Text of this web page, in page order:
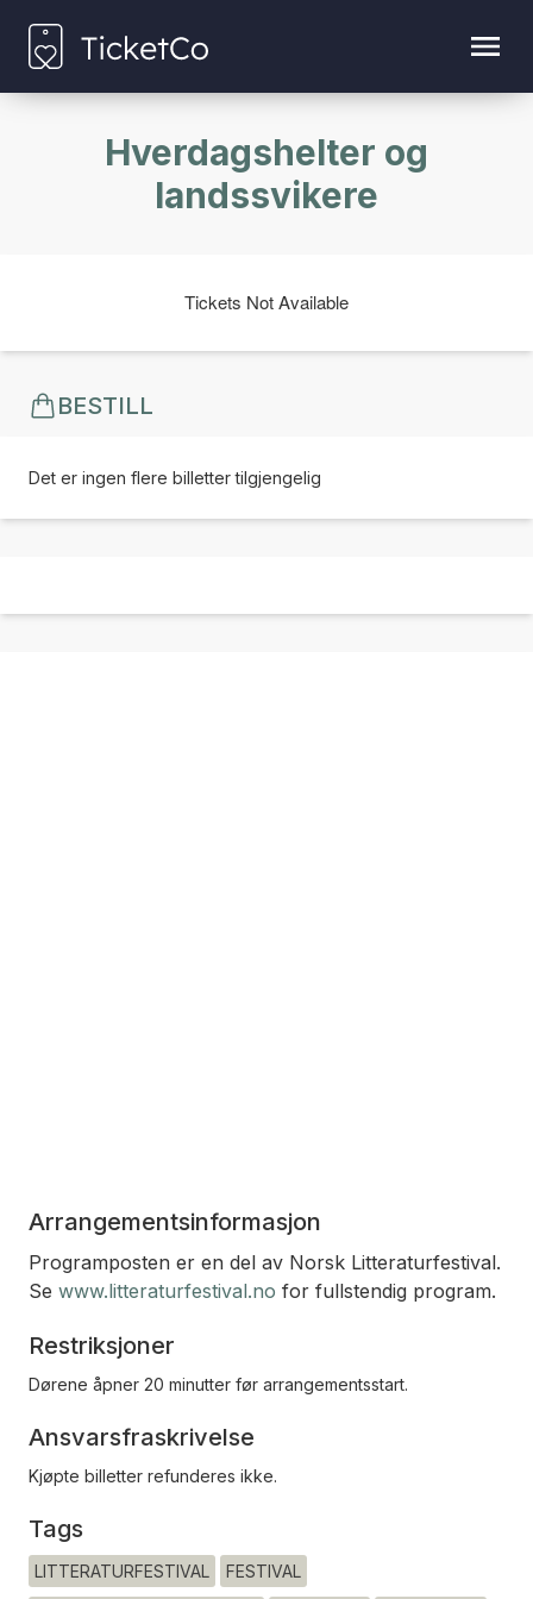
Hverdagshelter og
landssvikere
Tickets Not Available
BESTILL
Det er ingen flere billetter tilgjengelig
Arrangementsinformasjon
Programposten er en del av Norsk Litteraturfestival.
Se www.litteraturfestival.no for fullstendig program.
Restriksjoner
Dørene åpner 20 minutter før arrangementsstart.
Ansvarsfraskrivelse
Kjøpte billetter refunderes ikke.
Tags
LITTERATURFESTIVAL FESTIVAL